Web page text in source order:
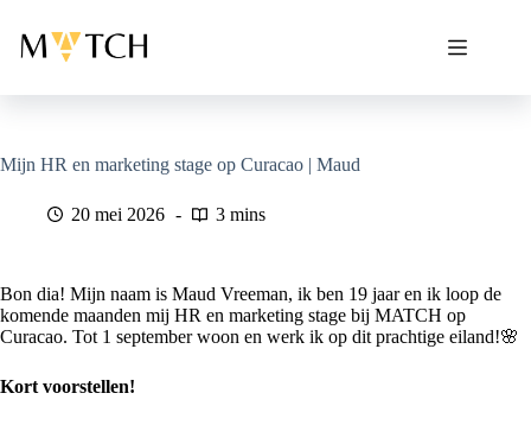
naar
Mijn HR en marketing stage op Curacao | Maud
20 mei 2026 3 mins
Bon dia! Mijn naam is Maud Vreeman, ik ben 19 jaar en ik loop de
komende maanden mij HR en marketing stage bij MATCH op
Curacao. Tot 1 september woon en werk ik op dit prachtige eiland!🌸
Kort voorstellen!